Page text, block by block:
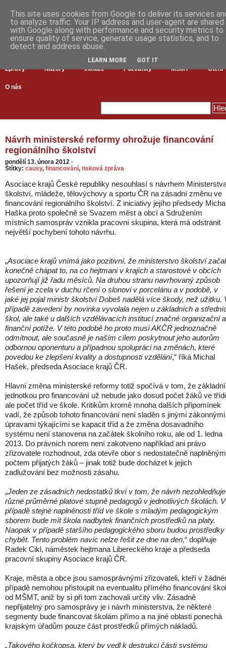
Zprávy Názory Inkluze Pozvánky MŠMT Čtení
O nás
Návrh ministerské reformy ohrožuje financování
regionálního školství
pondělí 13. února 2012 ·
Štítky: causy, financování, tisková zpráva
Asociace krajů České republiky nesouhlasí s návrhem
školství, mládeže, tělovýchovy a sportu ČR na zásadní změnu ve
financování regionálního školství. Z iniciativy jejího předsedy
Haška proto společně se Svazem měst a obcí a Sdružením
místních samospráv vznikla pracovní skupina, která má odstranit
největší pochybení tohoto návrhu.
„Asociace krajů vnímá jako pozitivní, že ministerstvo školství
konečně chápat to, na co hejtmani v krajích a starostové v obcích
upozorňují již řadu měsíců. Na druhou stranu navrhovaný způsob
řešení je zcela v duchu rčení o slonovi v porcelánu a v podobě, v
jaké jej pojal ministr školství Dobeš nadělá více škody, než užitku.
případě zavedení by novinka vyvolala nejen u základních a
škol, ale také u dalších vzdělávacích institucí značné organizační a
finanční potíže. V této podobě ho proto musí AKČR jednoznačně
odmítnout, ale současně je naším cílem poskytnout jeho autorům
odbornou oponenturu a případnou spolupráci na změnách, které
povedou ke zlepšení kvality a dostupnosti vzdělání,“ říká Michal
Hašek, předseda Asociace krajů ČR.
Hlavní změna ministerské reformy totiž spočívá v tom, že základní
jednotkou pro financování už nebude jako dosud počet žáků ve
ale počet tříd ve škole. Kritikům kromě mnoha dalších připomínek
vadí, že způsob tohoto financování není sladěn s jinými zákonnými
úpravami týkajícími se kapacit tříd a že změna dosavadního
systému není stanovena na začátek školního roku, ale od 1. ledna
2013. Do právních norem není zakotveno například ani právo
zřizovatele rozhodnout, zda otevře obor s nedostatečně naplněným
počtem přijatých žáků – jinak totiž bude docházet k jejich
zadlužování bez možnosti zásahu.
„Jeden ze zásadních nedostatků tkví v tom, že návrh nezohledňuje
různé průměrné platové stupně pedagogů v jednotlivých školách. V
případě stejné naplněnosti tříd ve škole s mladým pedagogickým
sborem bude mít škola nadbytek finančních prostředků na platy.
Naopak v případě staršího pedagogického sboru budou prostředky
chybět. Tento problém navíc nelze řešit ze dne na den,“ doplňuje
Radek Cikl, náměstek hejtmana Libereckého kraje a předseda
pracovní skupiny Asociace krajů ČR.
Kraje, města a obce jsou samosprávnými zřizovateli, kteří v
případě nemohou přistoupit na eventualitu přímého financování škol
od MŠMT, aniž by si při tom zachovali určitý vliv. Zásadně
nepřijatelný pro samosprávy je i návrh ministerstva, že některé
segmenty bude financovat školám přímo a na jiné oblasti ponechá
krajským úřadům pouze část prostředků přímých nákladů.
„Takového kočkopsa, který by vedl k destrukci části systému
This site uses cookies from Google to deliver its services
to analyze traffic. Your IP address and user-agent are shared
with Google along with performance and security metrics to
ensure quality of service, generate usage statistics, and to
detect and address abuse.
LEARN MORE GOT IT